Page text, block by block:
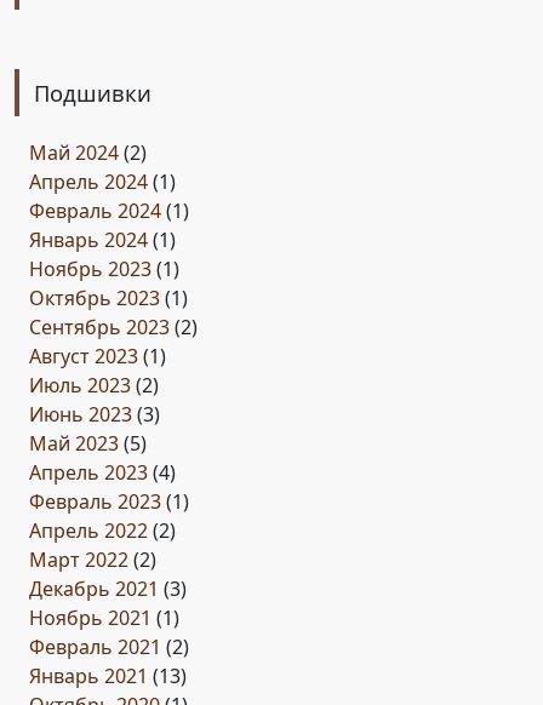
Подшивки
Май 2024(2)
Апрель 2024(1)
Февраль 2024(1)
Январь 2024(1)
Ноябрь 2023(1)
Октябрь 2023(1)
Сентябрь 2023(2)
Август 2023(1)
Июль 2023(2)
Июнь 2023(3)
Май 2023(5)
Апрель 2023(4)
Февраль 2023(1)
Апрель 2022(2)
Март 2022(2)
Декабрь 2021 (3)
Ноябрь 2021 (1)
Февраль 2021 (2)
Январь 2021 (13)